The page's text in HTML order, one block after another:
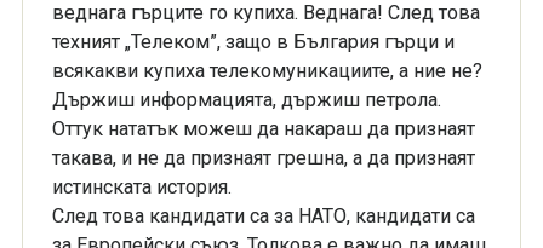
веднага гърците го купиха. Веднага! След това
техният „Телеком”, защо в България гърци и
всякакви купиха телекомуникациите, а ние не?
Държиш информацията, държиш петрола.
Оттук нататък можеш да накараш да признаят
такава, и не да признаят грешна, а да признаят
истинската история.
След това кандидати са за НАТО, кандидати са